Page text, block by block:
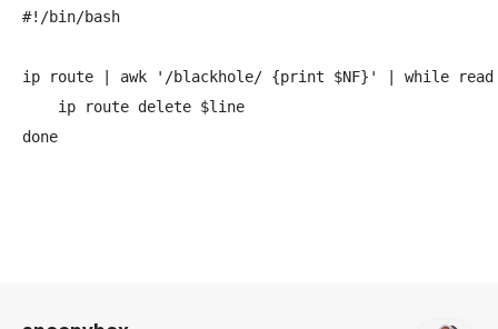
#!/bin/bash
ip route | awk '/blackhole/ {print $NF}' | while
    ip route delete $line